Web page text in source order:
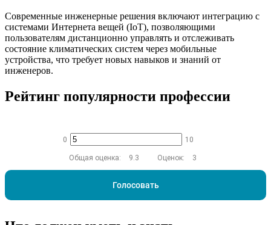
Современные инженерные решения включают интеграцию с
системами Интернета вещей (IoT), позволяющими
пользователям дистанционно управлять и отслеживать
состояние климатических систем через мобильные
устройства, что требует новых навыков и знаний от
инженеров.
Рейтинг популярности профессии
0 10
Общая оценка: 9.3 Оценок: 3
Голосовать